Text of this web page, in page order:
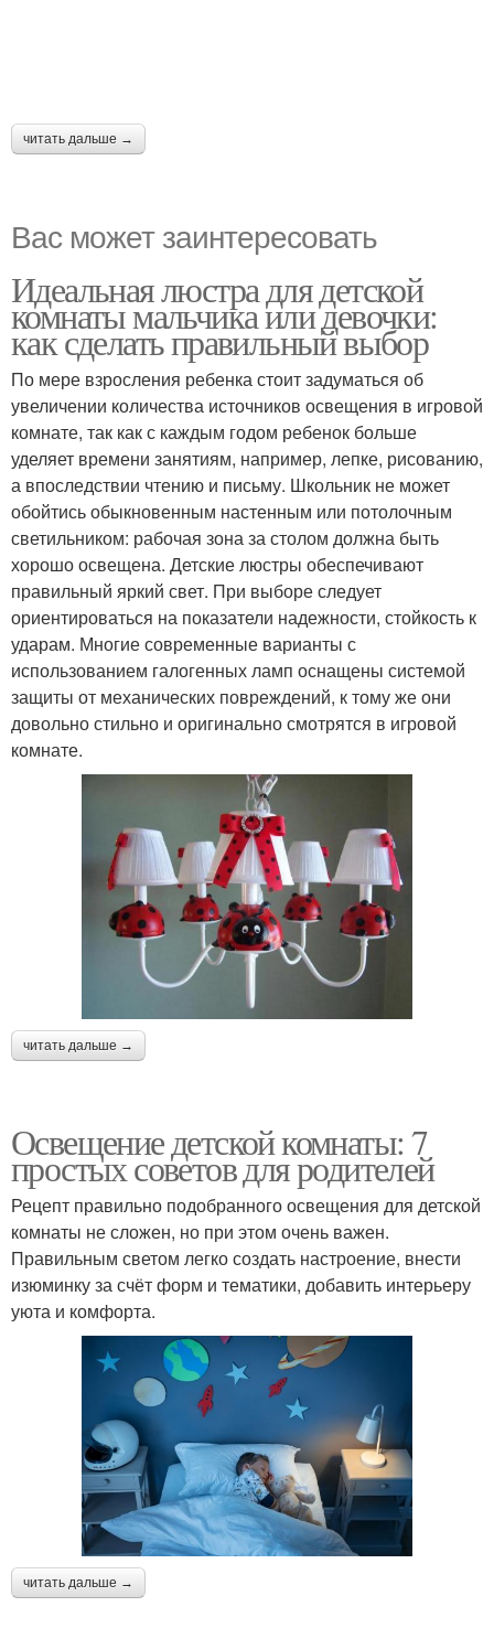
читать дальше →
Вас может заинтересовать
Идеальная люстра для детской
комнаты мальчика или девочки:
как сделать правильный выбор
По мере взросления ребенка стоит задуматься об
увеличении количества источников освещения в игровой
комнате, так как с каждым годом ребенок больше
уделяет времени занятиям, например, лепке, рисованию,
а впоследствии чтению и письму. Школьник не может
обойтись обыкновенным настенным или потолочным
светильником: рабочая зона за столом должна быть
хорошо освещена. Детские люстры обеспечивают
правильный яркий свет. При выборе следует
ориентироваться на показатели надежности, стойкость к
ударам. Многие современные варианты с
использованием галогенных ламп оснащены системой
защиты от механических повреждений, к тому же они
довольно стильно и оригинально смотрятся в игровой
комнате.
читать дальше →
Освещение детской комнаты: 7
простых советов для родителей
Рецепт правильно подобранного освещения для детской
комнаты не сложен, но при этом очень важен.
Правильным светом легко создать настроение, внести
изюминку за счёт форм и тематики, добавить интерьеру
уюта и комфорта.
читать дальше →